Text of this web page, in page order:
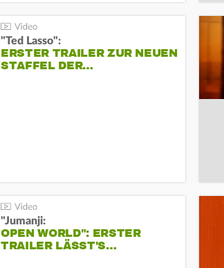
"Ted Lasso":
ERSTER TRAILER ZUR NEUEN
STAFFEL DER…
"Jumanji:
OPEN WORLD": ERSTER
TRAILER LÄSST'S…